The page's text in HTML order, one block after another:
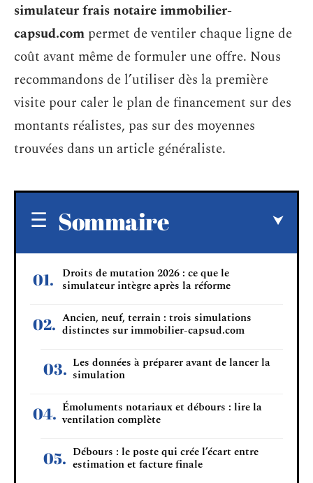
simulateur frais notaire immobilier-
capsud.com permet de ventiler chaque ligne de
coût avant même de formuler une offre. Nous
recommandons de l’utiliser dès la première
visite pour caler le plan de financement sur des
montants réalistes, pas sur des moyennes
trouvées dans un article généraliste.
Sommaire
Droits de mutation 2026 : ce que le
simulateur intègre après la réforme
Ancien, neuf, terrain : trois simulations
distinctes sur immobilier-capsud.com
Les données à préparer avant de lancer la
simulation
Émoluments notariaux et débours : lire la
ventilation complète
Débours : le poste qui crée l’écart entre
estimation et facture finale